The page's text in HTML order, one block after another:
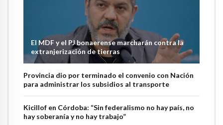
El MDF y el PJ bonaerense marcharán contra la
extranjerización de tierras
Provincia dio por terminado el convenio con Nación
para administrar los subsidios al transporte
Kicillof en Córdoba: “Sin federalismo no hay país, no
hay soberanía y no hay trabajo”